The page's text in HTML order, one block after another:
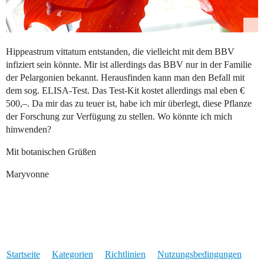
Hippeastrum vittatum entstanden, die vielleicht mit dem BBV
infiziert sein könnte. Mir ist allerdings das BBV nur in der Familie
der Pelargonien bekannt. Herausfinden kann man den Befall mit
dem sog. ELISA-Test. Das Test-Kit kostet allerdings mal eben €
500,–. Da mir das zu teuer ist, habe ich mir überlegt, diese Pflanze
der Forschung zur Verfügung zu stellen. Wo könnte ich mich
hinwenden?
Mit botanischen Grüßen
Maryvonne
Startseite Kategorien Richtlinien Nutzungsbedingungen